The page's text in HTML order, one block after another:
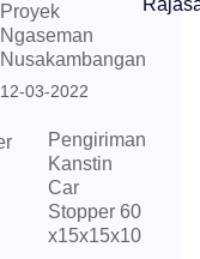
Proyek
Ngaseman
Nusakambangan
12-03-2022
Pengiriman
Kanstin
Car
Stopper 60
x15x15x10